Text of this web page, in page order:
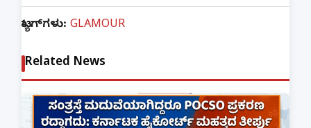
ಟ್ಯಾಗ್‌ಗಳು: GLAMOUR
Related News